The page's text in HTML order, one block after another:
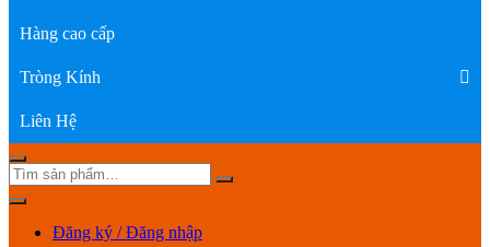
Hàng cao cấp
Tròng Kính
Liên Hệ
Đăng ký / Đăng nhập